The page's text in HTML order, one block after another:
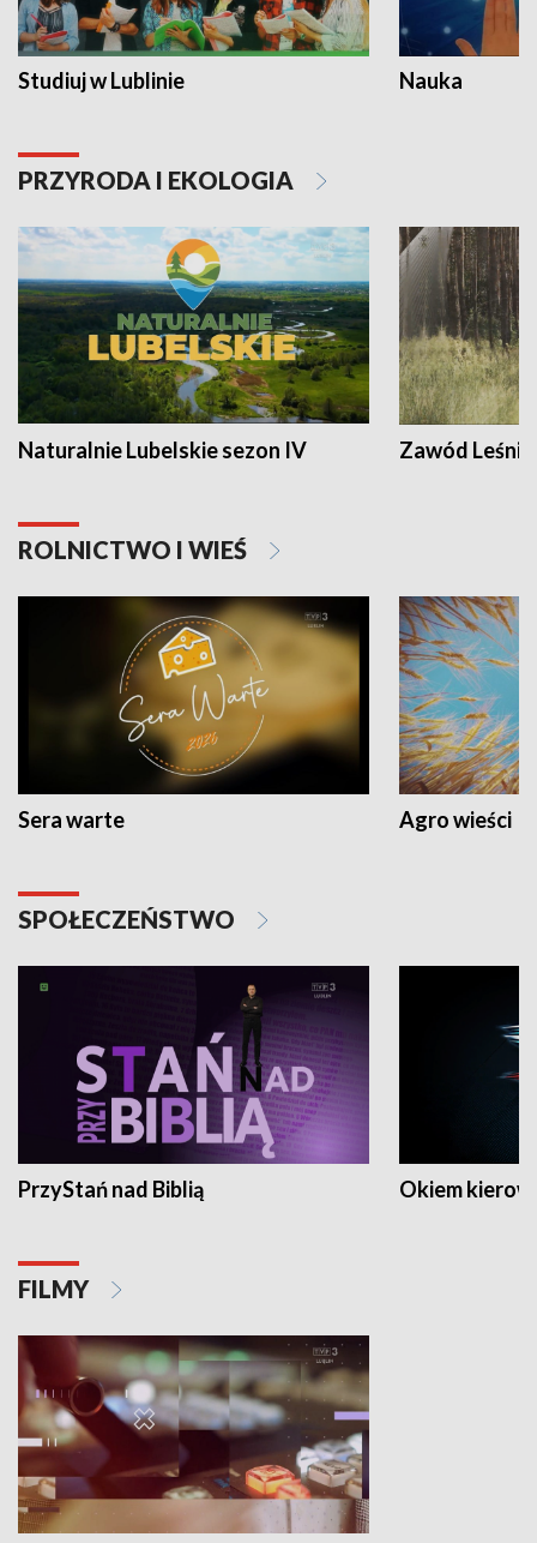
Studiuj w Lublinie Nauka
PRZYRODA I EKOLOGIA
Naturalnie Lubelskie sezon IV Zawód Leśnik
ROLNICTWO I WIEŚ
Sera warte Agro wieści
SPOŁECZEŃSTWO
PrzyStań nad Biblią Okiem
FILMY